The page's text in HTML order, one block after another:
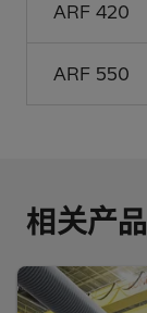
ARF 420
ARF 550
相关产品